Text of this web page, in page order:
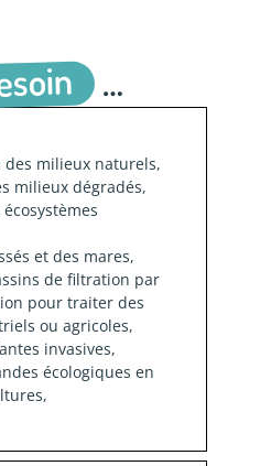
…
milieux naturels,
milieux dégradés,
et des mares,
de filtration par
pour traiter des
ou agricoles,
invasives,
écologiques en